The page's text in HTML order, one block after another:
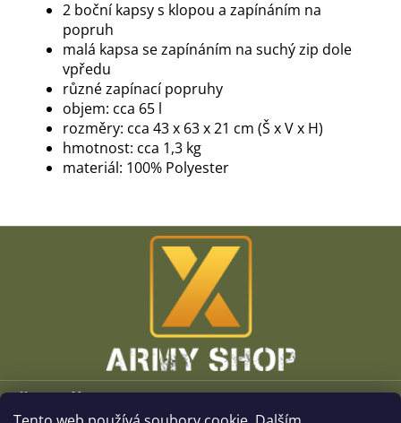
2 boční kapsy s klopou a zapínáním na
popruh
malá kapsa se zapínáním na suchý zip dole
vpředu
různé zapínací popruhy
objem: cca 65 l
rozměry: cca 43 x 63 x 21 cm (Š x V x H)
hmotnost: cca 1,3 kg
materiál: 100% Polyester
Z
Vše o nákupu